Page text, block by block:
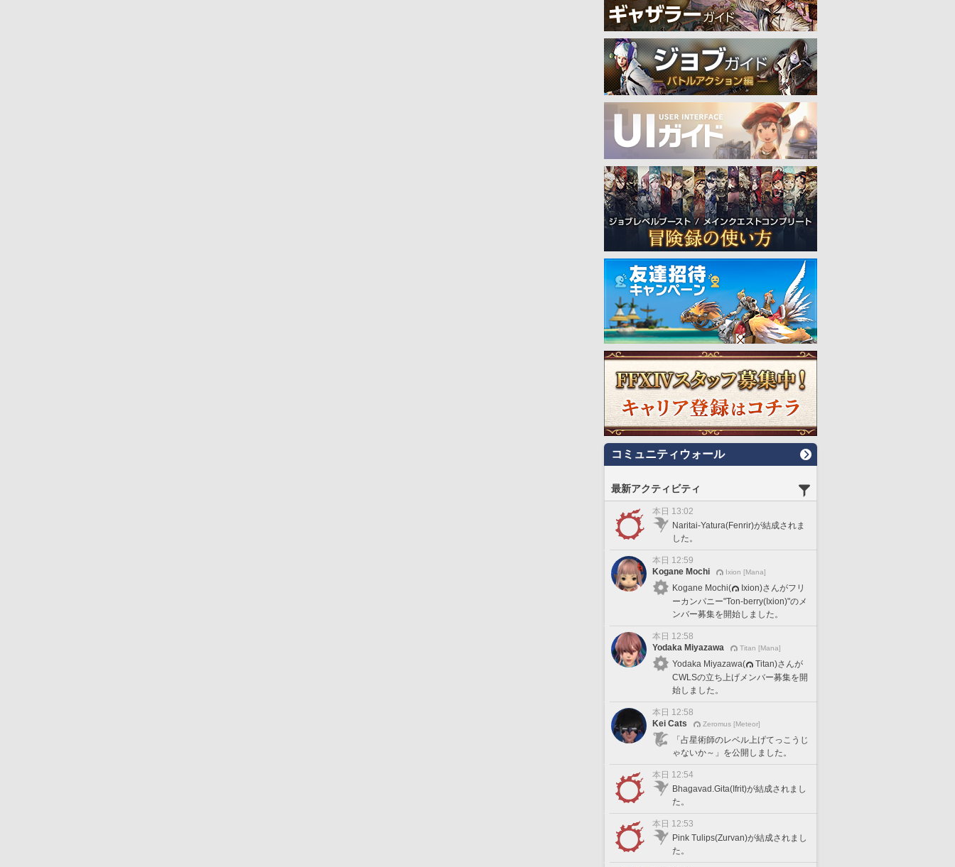
コミュニティウォール
最新アクティビティ
本日 13:02
Naritai-Yatura(Fenrir)が結成されま
した。
本日 12:59
Kogane Mochi
Ixion [Mana]
Kogane Mochi(
Ixion)さんがフリ
ーカンパニー"Ton-berry(Ixion)"のメ
ンバー募集を開始しました。
本日 12:58
Yodaka Miyazawa
Titan [Mana]
Yodaka Miyazawa(
Titan)さんが
CWLSの立ち上げメンバー募集を開
始しました。
本日 12:58
Kei Cats
Zeromus [Meteor]
「占星術師のレベル上げてっこうじ
ゃないか～」を公開しました。
本日 12:54
Bhagavad.Gita(Ifrit)が結成されまし
た。
本日 12:53
Pink Tulips(Zurvan)が結成されまし
た。